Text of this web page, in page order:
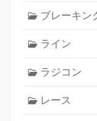
ブレーキン
ライン
ラジコン
レース